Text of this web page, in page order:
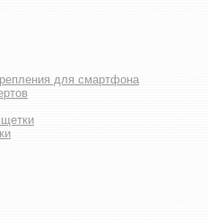
для смартфона